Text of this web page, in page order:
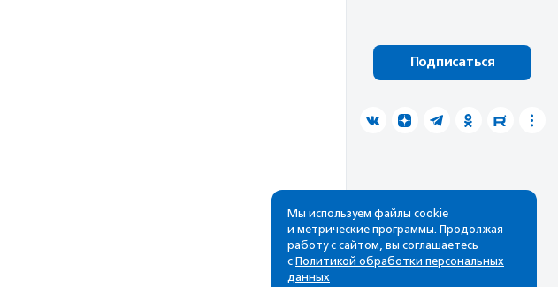
Подписаться
Мы используем файлы cookie
и метрические программы. Продолжая
работу с сайтом, вы соглашаетесь
с Политикой обработки персональных
данных